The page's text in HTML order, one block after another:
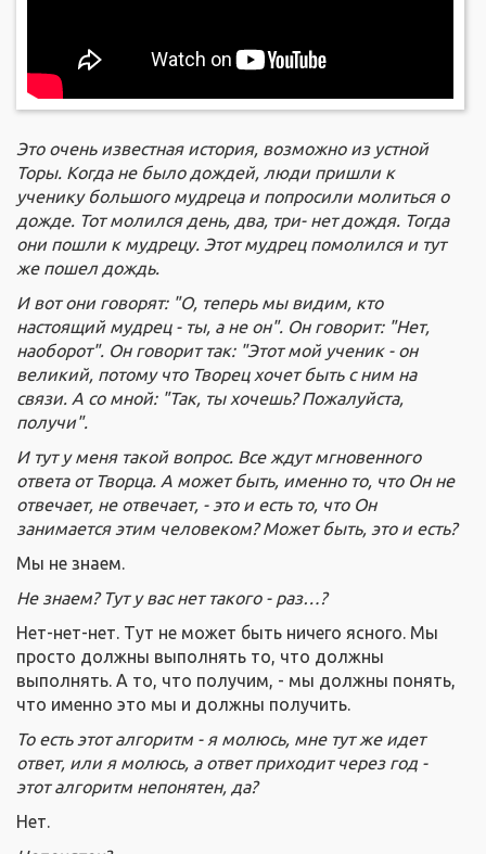
Это очень известная история, возможно из устной
Торы. Когда не было дождей, люди пришли к
ученику большого мудреца и попросили молиться о
дожде. Тот молился день, два, три- нет дождя. Тогда
они пошли к мудрецу. Этот мудрец помолился и тут
же пошел дождь.
И вот они говорят: "О, теперь мы видим, кто
настоящий мудрец - ты, а не он". Он говорит: "Нет,
наоборот". Он говорит так: "Этот мой ученик - он
великий, потому что Творец хочет быть с ним на
связи. А со мной: "Так, ты хочешь? Пожалуйста,
получи".
И тут у меня такой вопрос. Все ждут мгновенного
ответа от Творца. А может быть, именно то, что Он не
отвечает, не отвечает, - это и есть то, что Он
занимается этим человеком? Может быть, это и есть?
Мы не знаем.
Не знаем? Тут у вас нет такого - раз…?
Нет-нет-нет. Тут не может быть ничего ясного. Мы
просто должны выполнять то, что должны
выполнять. А то, что получим, - мы должны понять,
что именно это мы и должны получить.
То есть этот алгоритм - я молюсь, мне тут же идет
ответ, или я молюсь, а ответ приходит через год -
этот алгоритм непонятен, да?
Нет.